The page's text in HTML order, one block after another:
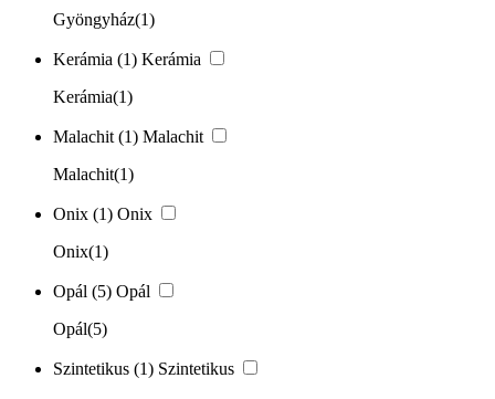
Gyöngyház(1)
Kerámia (1) Kerámia
Kerámia(1)
Malachit (1) Malachit
Malachit(1)
Onix (1) Onix
Onix(1)
Opál (5) Opál
Opál(5)
Szintetikus (1) Szintetikus